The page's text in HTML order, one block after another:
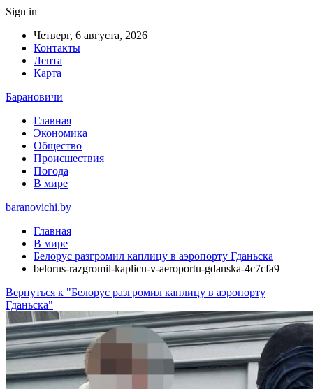
Sign in
Четверг, 6 августа, 2026
Контакты
Лента
Карта
Барановичи
Главная
Экономика
Общество
Происшествия
Погода
В мире
baranovichi.by
Главная
В мире
Белорус разгромил каплицу в аэропорту Гданьска
belorus-razgromil-kaplicu-v-aeroportu-gdanska-4c7cfa9
Вернуться к "Белорус разгромил каплицу в аэропорту
Гданьска"